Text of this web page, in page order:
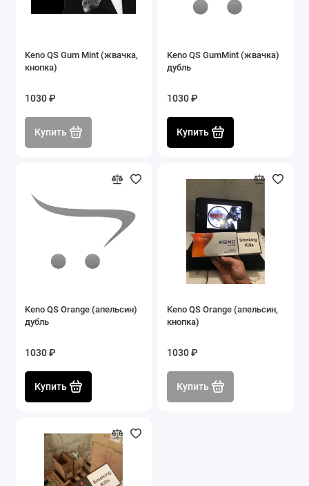
Keno QS Gum Mint (жвачка,
кнопка)
1030 ₽
Купить
Keno QS GumMint (жвачка)
дубль
1030 ₽
Купить
Keno QS Orange (апельсин)
дубль
1030 ₽
Купить
Keno QS Orange (апельсин,
кнопка)
1030 ₽
Купить